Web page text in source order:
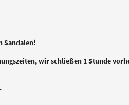
Sandalen!
wir schließen 1 Stunde